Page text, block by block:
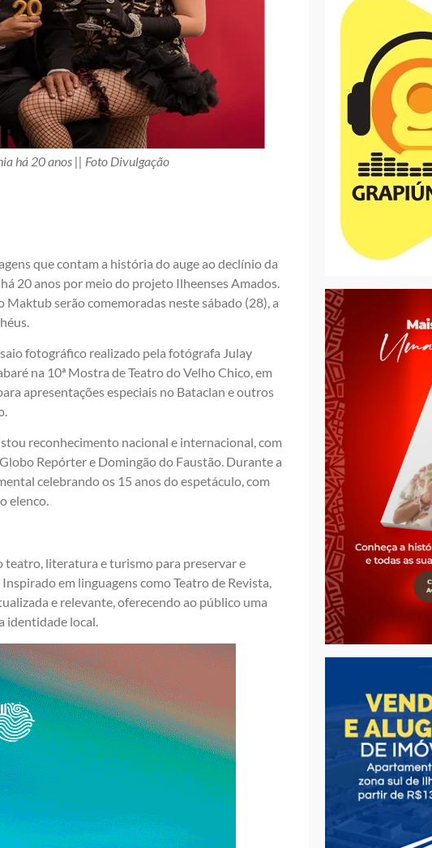
há 20 anos || Foto Divulgação
que contam a história do auge ao declínio da
20 anos por meio do projeto Ilheenses Amados.
serão comemoradas neste sábado (28), a
fotográfico realizado pela fotógrafa Julay
na 10ª Mostra de Teatro do Velho Chico, em
apresentações especiais no Bataclan e outros
reconhecimento nacional e internacional, com
Repórter e Domingão do Faustão. Durante a
celebrando os 15 anos do espetáculo, com
elenco.
literatura e turismo para preservar e
em linguagens como Teatro de Revista,
e relevante, oferecendo ao público uma
identidade local.